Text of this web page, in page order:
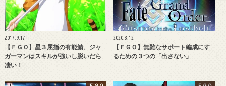
2017.9.17
【ＦＧＯ】星３屈指の有能鯖、ジャ
ガーマンはスキルが強いし脱いだら
凄い！
2020.8.12
【ＦＧＯ】無難なサポート編成にす
るための３つの「出さない」